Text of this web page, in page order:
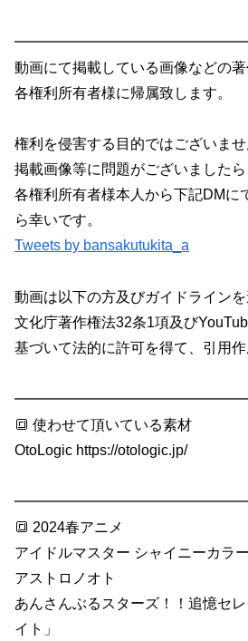
動画にて掲載している画像などの
各権利所有者様に帰属致します。
権利を侵害する目的ではございませ
掲載画像等に問題がございましたら
各権利所有者様本人から下記DMに
ら幸いです。
Tweets by bansakutukita_a
動画は以下の方及びガイドラインを
文化庁著作権法32条1項及び
基づいて法的に許可を得て、引用作
🔳 使わせて頂いている素材
OtoLogic https://otologic.jp/
🔳 2024春アニメ
アイドルマスター シャイニーカラ
アストロノオト
あんさんぶるスターズ！！追憶セ
イト」